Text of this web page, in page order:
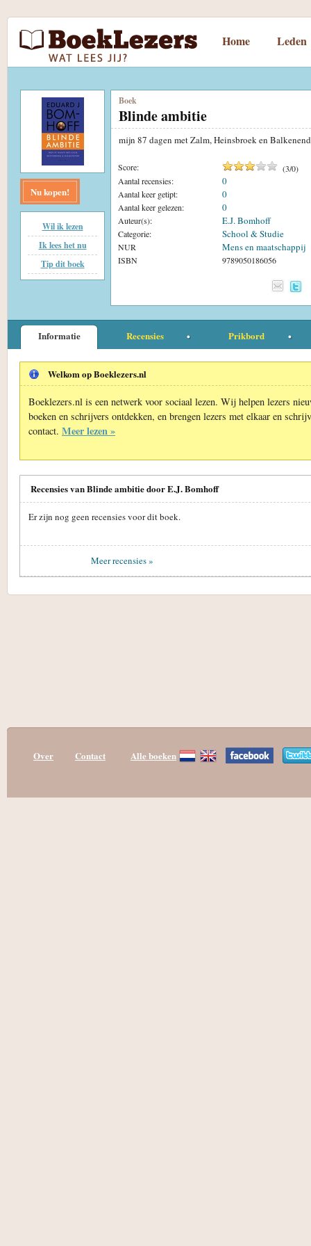
Home Leden
Nu kopen!
Wil ik lezen
Ik lees het nu
Tip dit boek
Boek
Blinde ambitie
mijn 87 dagen met Zalm, Heinsbroek en
Score: (3/0)
Aantal recensies:
0
Aantal keer getipt: 0
Aantal keer gelezen: 0
Auteur(s): E.J. Bomhoff
Categorie: School & Studie
NUR Mens en maatschappij
ISBN 9789050186056
Informatie Recensies Prikbord
Welkom op Boeklezers.nl
Boeklezers.nl is een netwerk voor sociaal lezen. Wij helpen lezers
boeken en schrijvers ontdekken, en brengen lezers met elkaar en
contact. Meer lezen »
Recensies van Blinde ambitie door E.J. Bomhoff
Er zijn nog geen recensies voor dit boek.
Meer recensies »
Over Contact Alle boeken